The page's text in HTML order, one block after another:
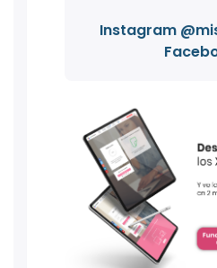
Instagram